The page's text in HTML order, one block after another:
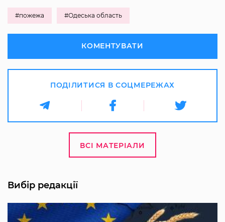
#пожежа #Одеська область
КОМЕНТУВАТИ
ПОДІЛИТИСЯ В СОЦМЕРЕЖАХ
ВСІ МАТЕРІАЛИ
Вибір редакції